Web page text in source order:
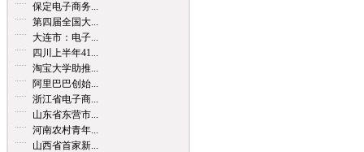
保定电子商务...
第四届全国大...
大连市：电子...
四川上半年41...
淘宝大学助推...
阿里巴巴创始...
浙江省电子商...
山东省东营市...
河南农村青年...
山西省首家新...